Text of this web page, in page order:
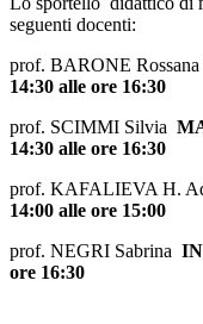
seguenti docenti:
prof. BARONE Rossana
14:30 alle ore 16:30
prof. SCIMMI Silvia
14:30 alle ore 16:30
prof. KAFALIEVA H.
14:00 alle ore 15:00
prof. NEGRI Sabrina
ore 16:30